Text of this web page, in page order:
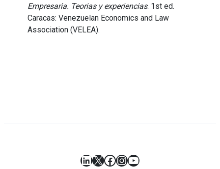
Empresaria. Teorias y experiencias. 1st ed.
Caracas: Venezuelan Economics and Law
Association (VELEA).
LinkedIn
X Facebook
Instagram
YouTube